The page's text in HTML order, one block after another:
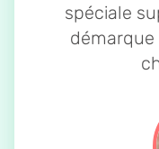
spéciale